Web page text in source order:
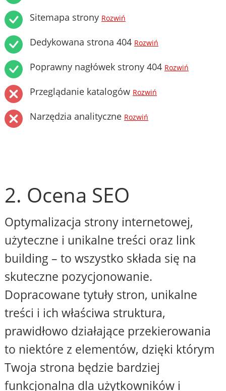
Sitemapa strony Rozwiń
Dedykowana strona 404 Rozwiń
Poprawny nagłówek strony 404 Rozwiń
Przeglądanie katalogów Rozwiń
Narzędzia analityczne Rozwiń
2. Ocena SEO
Optymalizacja strony internetowej,
użyteczne i unikalne treści oraz link
building – to wszystko składa się na
skuteczne pozycjonowanie.
Dopracowane tytuły stron, unikalne
treści i ich właściwa struktura,
prawidłowo działające przekierowania
to niektóre z elementów, dzięki którym
Twoja strona będzie bardziej
funkcjonalna dla użytkowników i